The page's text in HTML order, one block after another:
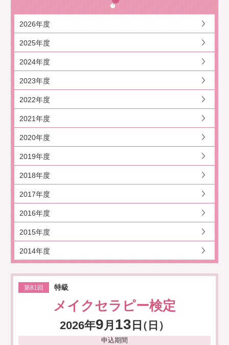
2026年度
2025年度
2024年度
2023年度
2022年度
2021年度
2020年度
2019年度
2018年度
2017年度
2016年度
2015年度
2014年度
第81回 特級
メイクセラピー検定
2026年9月 13 日（日）
申込期間